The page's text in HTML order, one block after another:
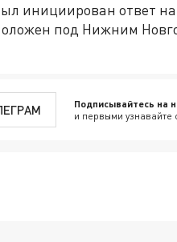
инициирован ответ
под Нижним
Подписывайтесь на
и первыми узнавайте